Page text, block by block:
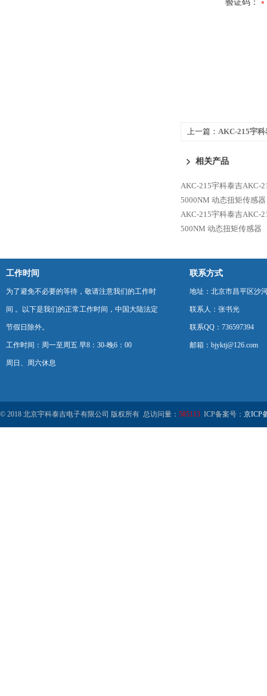
验证码：
上一篇： AKC-215宇
相关产品
AKC-215宇科泰吉AKC-
5000NM 动态扭矩传感器
AKC-215宇科泰吉AKC-
500NM 动态扭矩传感器
工作时间
为了避免不必要的等待，敬请注意我们的工作时
间 。以下是我们的正常工作时间，中国大陆法定
节假日除外。
工作时间：周一至周五 早8：30-晚6：00
周日、周六休息
联系方式
地址：北京市昌平区沙
联系人：张书光
联系QQ：736597394
邮箱：bjyktj@126.com
© 2018 北京宇科泰吉电子有限公司 版权所有 总访问量： 585113 ICP备案号： 京ICP